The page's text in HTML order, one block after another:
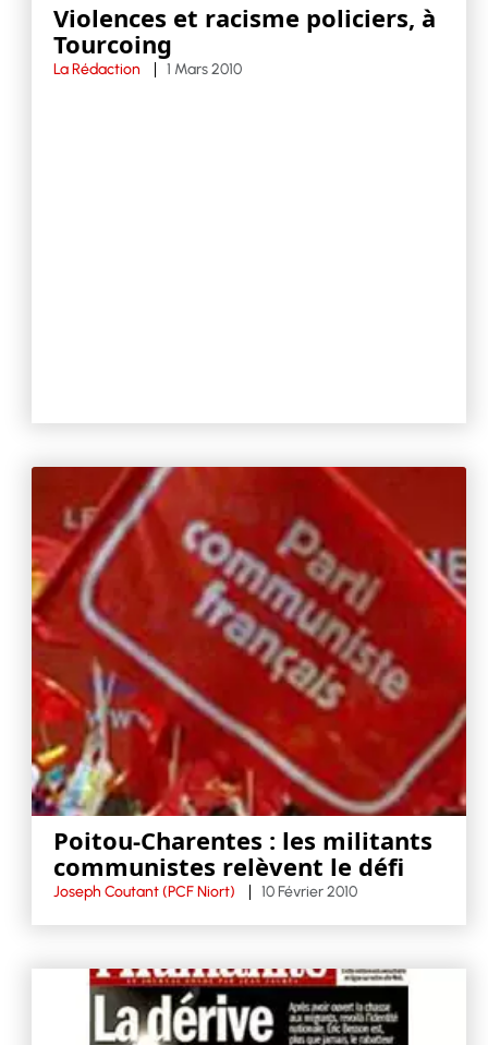
Violences et racisme policiers, à
Tourcoing
La Rédaction 1 Mars 2010
Poitou-Charentes : les militants
communistes relèvent le défi
Joseph Coutant (PCF Niort) 10 Février 2010